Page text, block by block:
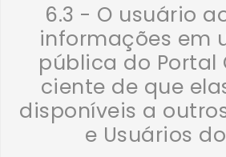
6.3 - O usuário
informações em
pública do Portal
ciente de que
disponíveis a
e Usuários